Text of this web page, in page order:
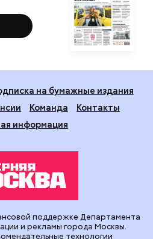
на бумажные издания
Команда
Контакты
информация
поддержке Департамента
и рекламы города Москвы.
технологии